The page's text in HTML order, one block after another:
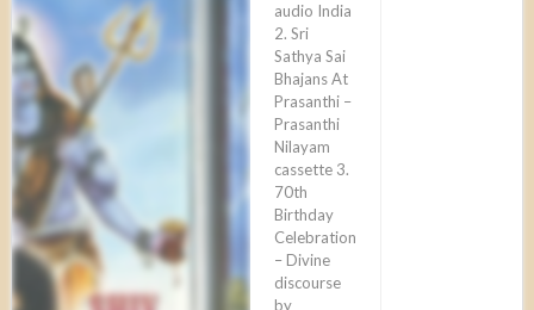
audio India
2. Sri
Sathya Sai
Bhajans At
Prasanthi –
Prasanthi
Nilayam
cassette 3.
70th
Birthday
Celebration
– Divine
discourse
by